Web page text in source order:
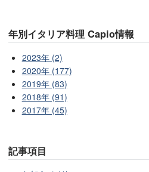
年別イタリア料理 Capio情報
2023年 (2)
2020年 (177)
2019年 (83)
2018年 (91)
2017年 (45)
記事項目